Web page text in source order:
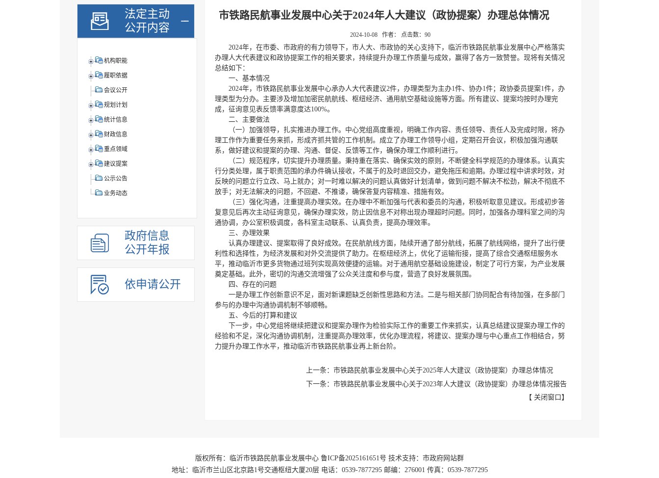
法定主动
公开内容
机构职能
履职依据
会议公开
规划计划
统计信息
财政信息
重点领域
建议提案
公示公告
业务动态
政府信息
公开年报
依申请公开
市铁路民航事业发展中心关于2024年人大建议（政协提案）办理总体情况
2024-10-08 作者： 点击数： 90
2024年，在市委、市政府的有力领导下，市人大、市政协的关心支持下，临沂市铁路民航事业发展中心严格落实
办理人大代表建议和政协提案工作的相关要求，持续提升办理工作质量与成效，赢得了各方一致赞誉。现将有关情况
总结如下：
一、基本情况
2024年，市铁路民航事业发展中心承办人大代表建议2件，办理类型为主办1件、协办1件；政协委员提案1件，办
理类型为分办。主要涉及增加加密民航航线、枢纽经济、通用航空基础设施等方面。所有建议、提案均按时办理完
成，征询意见表反馈率满意度达100%。
二、主要做法
（一）加强领导，扎实推进办理工作。中心党组高度重视，明确工作内容、责任领导、责任人及完成时限，将办
理工作作为重要任务来抓，形成齐抓共管的工作机制。成立了办理工作领导小组，定期召开会议，积极加强沟通联
系，做好建议和提案的办理、沟通、督促、反馈等工作，确保办理工作顺利进行。
（二）规范程序，切实提升办理质量。秉持重在落实、确保实效的原则，不断健全科学规范的办理体系。认真实
行分类处理，属于职责范围的承办件确认接收，不属于的及时退回交办，避免拖压和逾期。办理过程中讲求时效，对
反映的问题立行立改、马上就办；对一时难以解决的问题认真做好计划清单，做到问题不解决不松劲，解决不彻底不
放手；对无法解决的问题，不回避、不推诿，确保答复内容精准、措施有效。
（三）强化沟通，注重提高办理实效。在办理中不断加强与代表和委员的沟通，积极听取意见建议。形成初步答
复意见后再次主动征询意见，确保办理实效，防止因信息不对称出现办理超时问题。同时，加强各办理科室之间的沟
通协调，办公室积极调度，各科室主动联系、认真负责，提高办理效率。
三、办理效果
认真办理建议、提案取得了良好成效。在民航航线方面，陆续开通了部分航线，拓展了航线网络，提升了出行便
利性和选择性，为经济发展和对外交流提供了助力。在枢纽经济上，优化了运输衔接，提高了综合交通枢纽服务水
平，推动临沂市更多货物通过班列实现高效便捷的运输。对于通用航空基础设施建设，制定了可行方案，为产业发展
奠定基础。此外，密切的沟通交流增强了公众关注度和参与度，营造了良好发展氛围。
四、存在的问题
一是办理工作创新意识不足，面对新课题缺乏创新性思路和方法。二是与相关部门协同配合有待加强，在多部门
参与的办理中沟通协调机制不够顺畅。
五、今后的打算和建议
下一步，中心党组将继续把建议和提案办理作为检验实际工作的重要工作来抓实，认真总结建议提案办理工作的
经验和不足，深化沟通协调机制，注重提高办理效率，优化办理流程，将建议、提案办理与中心重点工作相结合，努
力提升办理工作水平，推动临沂市铁路民航事业再上新台阶。
上一条：市铁路民航事业发展中心关于2025年人大建议（政协提案）办理总体情况
下一条：​市铁路民航事业发展中心关于2023年人大建议（政协提案）办理总体情况报告
【 关闭窗口 】
版权所有：临沂市铁路民航事业发展中心 鲁ICP备2025161651号 技术支持：市政府网站群
地址：临沂市兰山区北京路1号交通枢纽大厦20层 电话：0539-7877295 邮编：276001 传真：0539-7877295